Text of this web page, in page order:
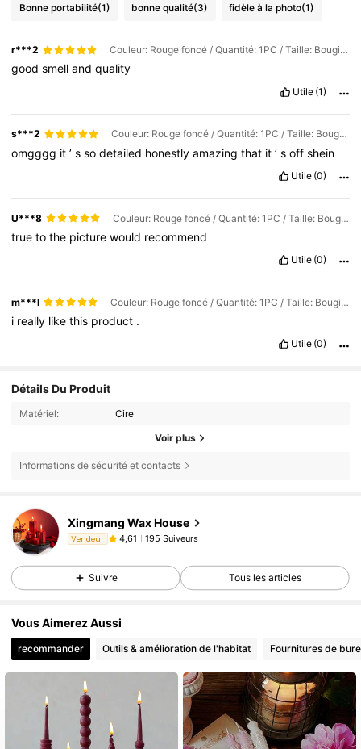
Bonne portabilité(1) bonne qualité(3) fidèle à la photo(1)
r***2 Couleur: Rouge foncé / Quantité: 1PC / Taille: Bougie longue à la grenade
goodsmellandquality
Utile (1)
s***2 Couleur: Rouge foncé / Quantité: 1PC / Taille: Bougie cylindrique grenade
omgggg it’ssodetailed honestlyamazingthat it’soffshein
Utile (0)
U***8 Couleur: Rouge foncé / Quantité: 1PC / Taille: Bougie longue à la grenade
truetothe picturewould recommend
Utile (0)
m***l Couleur: Rouge foncé / Quantité: 1PC / Taille: Bougies à la grenade
i really likethis product .
Utile (0)
Détails Du Produit
Matériel: Cire
Voir plus
Informations de sécurité et contacts
Xingmang Wax House
Vendeur 4,61 195 Suiveurs
Suivre Tous les articles
Vous Aimerez Aussi
recommander Outils & amélioration de l'habitat Fournitures de